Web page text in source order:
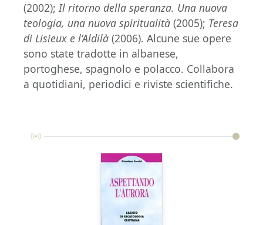
(2002);Il ritorno della speranza. Una nuova
teologia, una nuova spiritualità (2005); Teresa
di Lisieux e l’Aldilà (2006). Alcune sue opere
sono state tradotte in albanese,
portoghese, spagnolo e polacco. Collabora
a quotidiani, periodici e riviste scientifiche.